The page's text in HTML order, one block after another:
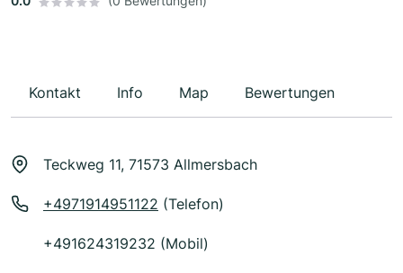
Kontakt Info Map Bewertungen
Teckweg 11, 71573 Allmersbach
+4971914951122 (Telefon)
+491624319232 (Mobil)